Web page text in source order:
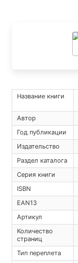
Название книги
Автор
Год публикации
Издательство
Раздел каталога
Серия книги
ISBN
EAN13
Артикул
Количество
страниц
Тип переплета